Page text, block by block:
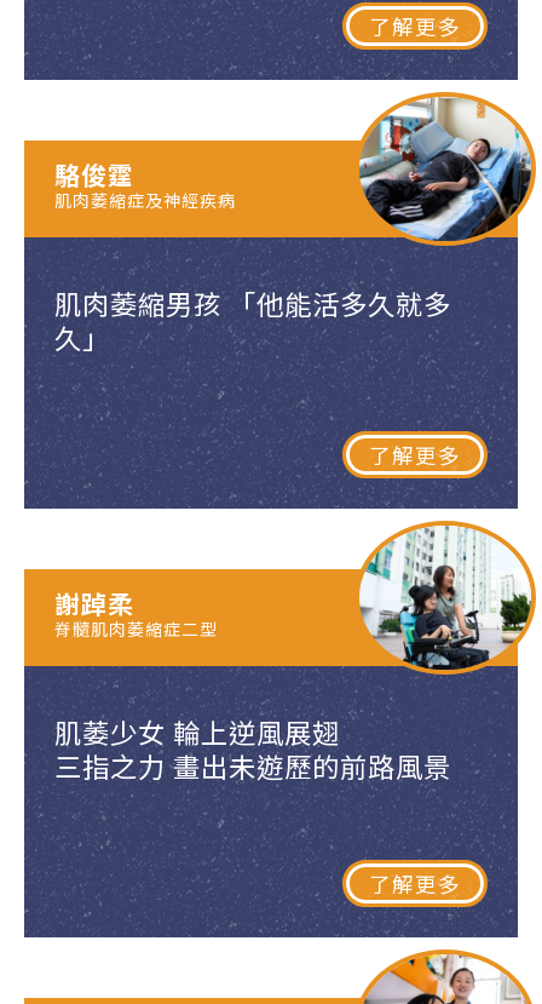
了解更多
肌肉萎縮男孩 「他能活多久就多
久」
了解更多
駱俊霆
肌肉萎縮症及神經疾病
肌萎少女 輪上逆風展翅
三指之力 畫出未遊歷的前路風景
了解更多
謝踔柔
脊髓肌肉萎縮症二型